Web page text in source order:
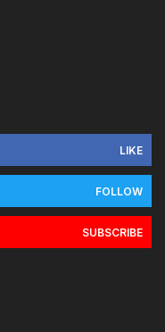
LIKE
FOLLOW
SUBSCRIBE